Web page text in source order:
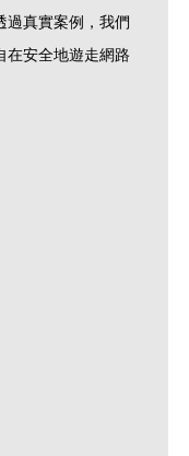
過真實案例，我們
在安全地遊走網路